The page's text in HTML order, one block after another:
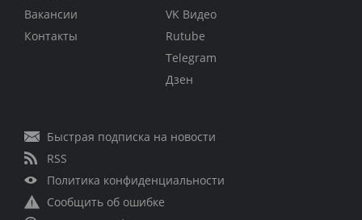
Вакансии
Контакты
VK Видео
Rutube
Telegram
Дзен
Быстрая подписка на новости
RSS
Политика конфиденциальности
Сообщить об ошибке